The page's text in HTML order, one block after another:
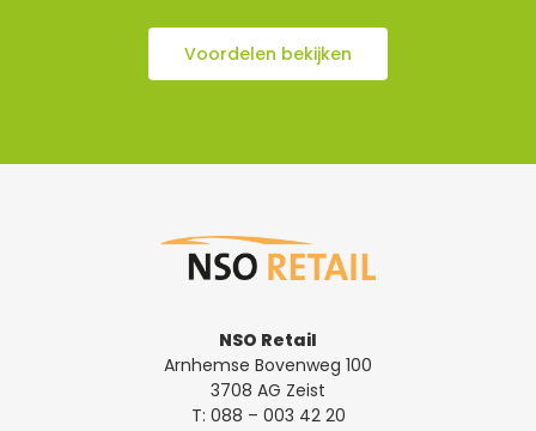
Voordelen bekijken
NSO Retail
Arnhemse Bovenweg 100
3708 AG Zeist
T: 088 – 003 42 20